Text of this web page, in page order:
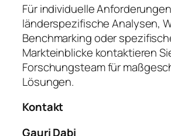
Für individuelle
länderspezifische Analysen,
Benchmarking oder
Markteinblicke kontaktieren
Forschungsteam für
Lösungen.
Kontakt
Gauri Dabi